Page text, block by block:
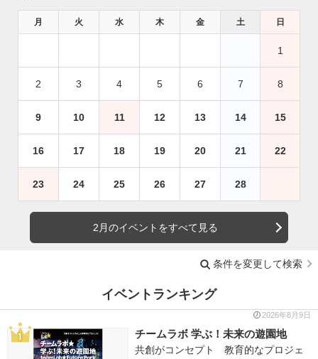
月 火 水 木 金 土 日
1
2 3 4 5 6 7 8
9 10 11 12 13 14 15
16 17 18 19 20 21 22
23 24 25 26 27 28
2月のイベントをすべて見る
条件を変更して検索
イベントランキング
2026年8月9日
チームラボ 学ぶ！未来の遊園地
共創がコンセプト 教育的なプロジェ